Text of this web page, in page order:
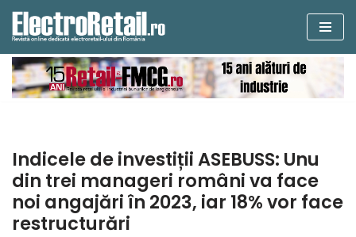
Sari
la
conținut
Indicele de investiții ASEBUSS: Unu
din trei manageri români va face
noi angajări în 2023, iar 18% vor face
restructurări